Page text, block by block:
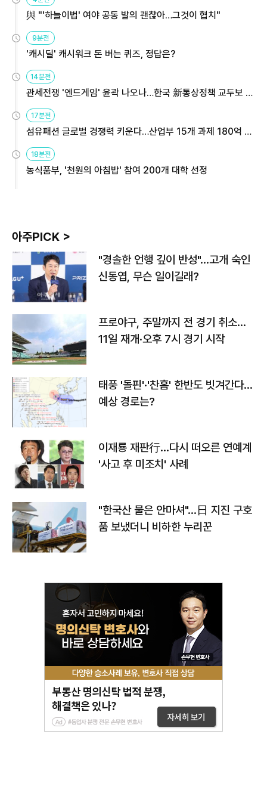
與 "'하늘이법' 여야 공동 발의 괜찮아…그것이 협치"
9분전
'캐시딜' 캐시워크 돈 버는 퀴즈, 정답은?
14분전
관세전쟁 '엔드게임' 윤곽 나오나…한국 新통상정책 교두보 활
용해야
17분전
섬유패션 글로벌 경쟁력 키운다…산업부 15개 과제 180억 지
원
18분전
농식품부, '천원의 아침밥' 참여 200개 대학 선정
아주PICK >
"경솔한 언행 깊이 반성"…고개 숙인
신동엽, 무슨 일이길래?
프로야구, 주말까지 전 경기 취소…
11일 재개·오후 7시 경기 시작
태풍 '돌핀'·'찬홈' 한반도 빗겨간다…
예상 경로는?
이재룡 재판行…다시 떠오른 연예계
'사고 후 미조치' 사례
"한국산 물은 안마셔"…日 지진 구호
품 보냈더니 비하한 누리꾼